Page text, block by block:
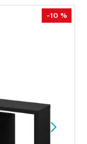
-10 %